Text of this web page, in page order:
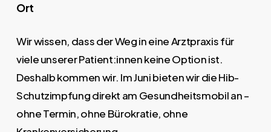
Ort
Wir wissen, dass der Weg in eine Arztpraxis für
viele unserer Patient:innen keine Option ist.
Deshalb kommen wir. Im Juni bieten wir die Hib-
Schutzimpfung direkt am Gesundheitsmobil an –
ohne Termin, ohne Bürokratie, ohne